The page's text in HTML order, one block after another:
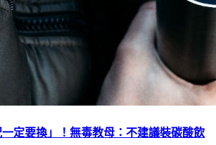
定要換」！無毒教母：不建議裝碳酸飲